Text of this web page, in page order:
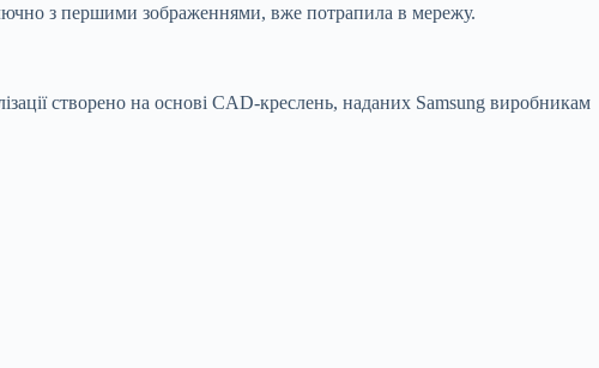
з першими зображеннями, вже потрапила в мережу.
створено на основі CAD-креслень, наданих Samsung виробникам